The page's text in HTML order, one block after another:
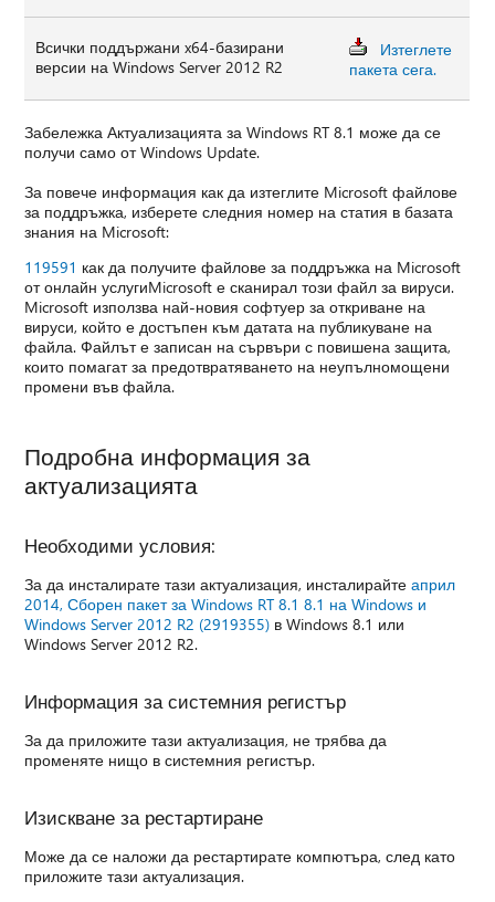
Всички поддържани x64-базирани
версии на Windows Server 2012 R2
Изтеглете
пакета сега.
Забележка Актуализацията за Windows RT 8.1 може да се
получи само от Windows Update.
За повече информация как да изтеглите Microsoft файлове
за поддръжка, изберете следния номер на статия в базата
знания на Microsoft:
119591 как да получите файлове за поддръжка на Microsoft
от онлайн услугиMicrosoft е сканирал този файл за вируси.
Microsoft използва най-новия софтуер за откриване на
вируси, който е достъпен към датата на публикуване на
файла. Файлът е записан на сървъри с повишена защита,
които помагат за предотвратяването на неупълномощени
промени във файла.
Подробна информация за
актуализацията
Необходими условия:
За да инсталирате тази актуализация, инсталирайтеаприл
2014, Сборен пакет за Windows RT 8.1 8.1 на Windows и
Windows Server 2012 R2 (2919355) в Windows 8.1 или
Windows Server 2012 R2.
Информация за системния регистър
За да приложите тази актуализация, не трябва да
променяте нищо в системния регистър.
Изискване за рестартиране
Може да се наложи да рестартирате компютъра, след като
приложите тази актуализация.